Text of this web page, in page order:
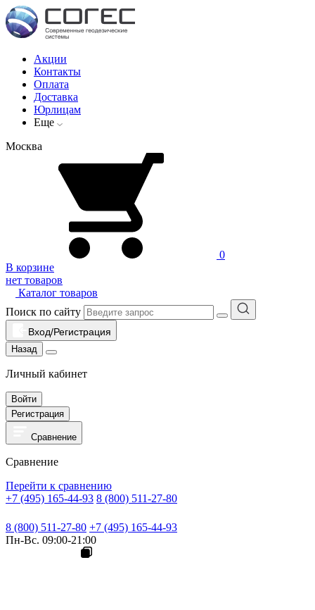
Акции
Контакты
Оплата
Доставка
Юрлицам
Еще
Москва
0
В корзине
нет товаров
Каталог товаров
Поиск по сайту
Вход/Регистрация
Назад
Личный кабинет
Войти
Регистрация
Сравнение
Сравнение
Перейти к сравнению
+7 (495) 165-44-93 8 (800) 511-27-80
8 (800) 511-27-80 +7 (495) 165-44-93
Пн-Вс. 09:00-21:00